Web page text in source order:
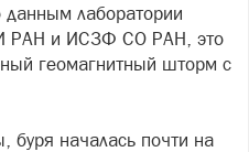
лаборатории
РАН и ИСЗФ СО РАН, это
геомагнитный шторм с
буря началась почти на